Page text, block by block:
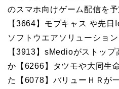
のスマホ向けゲーム配信を
【3664】モブキャス や先
ソフトウエアソリューショ
【3913】 sMedioがストップ
か【 6266 】タツモや大同生
た【 6078 】バリューＨＲが